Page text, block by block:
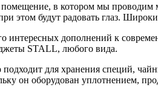
в котором мы проводим
этом будут радовать глаз.
интересных дополнений к
STALL, любого вида.
для хранения специй,
он оборудован уплотнением,